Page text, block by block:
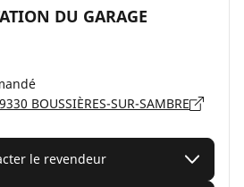
DU GARAGE
BOUSSIÈRES-SUR-SAMBRE
le revendeur